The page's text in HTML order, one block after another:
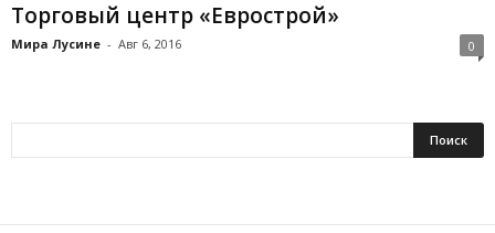
Торговый центр «Еврострой»
Мира Лусине - Авг 6, 2016 0